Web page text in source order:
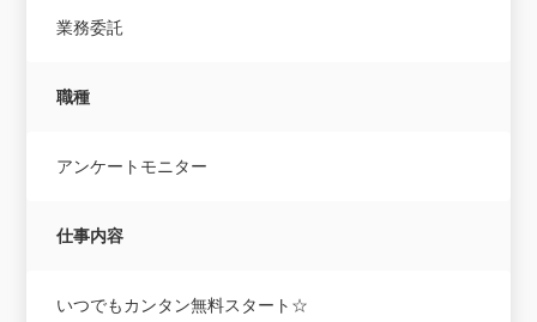
業務委託
職種
アンケートモニター
仕事内容
いつでもカンタン無料スタート☆